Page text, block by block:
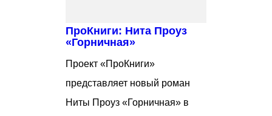
ПроКниги: Нита Проуз
«Горничная»
Проект «ПроКниги»
представляет новый роман
Ниты Проуз «Горничная» в